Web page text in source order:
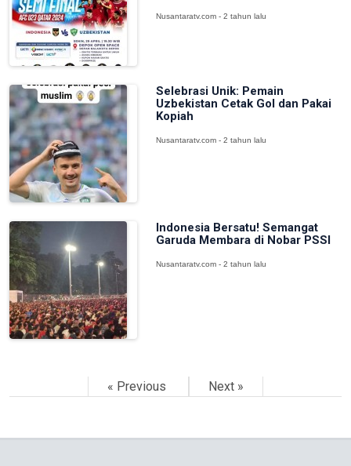
Nusantaratv.com - 2 tahun lalu
Selebrasi Unik: Pemain
Uzbekistan Cetak Gol dan Pakai
Kopiah
Nusantaratv.com - 2 tahun lalu
Indonesia Bersatu! Semangat
Garuda Membara di Nobar PSSI
Nusantaratv.com - 2 tahun lalu
« Previous Next »